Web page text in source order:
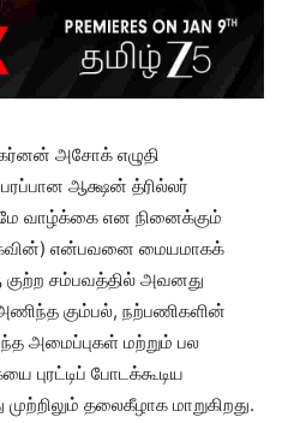
அசோக் எழுதி
ஆக்ஷன் த்ரில்லர்
வாழ்க்கை என நினைக்கும்
(கவின்) என்பவனை மையமாகக்
சம்பவத்தில் அவனது
கும்பல், நற்பணிகளின்
அமைப்புகள் மற்றும் பல
புரட்டிப் போடக்கூடிய
தலைகீழாக மாறுகிறது.